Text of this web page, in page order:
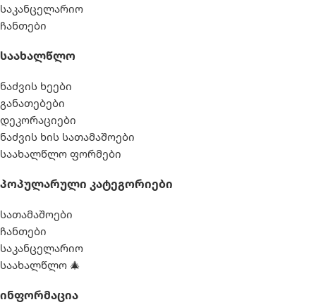
საკანცელარიო
ჩანთები
Საახალწლო
ნაძვის ხეები
განათებები
დეკორაციები
ნაძვის ხის სათამაშოები
საახალწლო ფორმები
Პოპულარული Კატეგორიები
სათამაშოები
ჩანთები
საკანცელარიო
საახალწლო 🎄
Ინფორმაცია